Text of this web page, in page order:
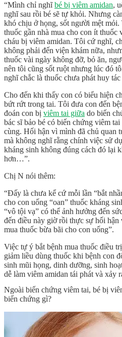
“Mình chỉ nghĩbé bị viêm amidan,
nghĩ sau rồi bé sẽ tự khỏi. Nhưng
khó chịu ở họng, sốt người mệt
thuốc gần nhà mua cho con ít
cháu bị viêm amidan. Tôi cứ nghĩ,
không phải đến viện khám nữa,
thuốc vài ngày không đỡ, bỏ ăn,
nên tôi cũng sốt ruột nhưng lúc đó
nghĩ chắc là thuốc chưa phát huy tác
Cho đến khi thấy con có biểu hiện
bứt rứt trong tai. Tôi đưa con đến
đoán con bị viêm tai giữa do biến
bác sĩ bảo bé có biến chứng viêm
cùng. Hối hận vì mình đã chủ quan
mà không nghĩ rằng chính việc sử
kháng sinh không đúng cách đó lại
hơn…”.
Chị N nói thêm:
“Đấy là chưa kể cứ mỗi lần “bắt
cho con uống “oan” thuốc kháng
“vô tội vạ” có thể ảnh hưởng đến
đến điều này giờ rồi thực sự hối
mua thuốc bừa bãi cho con uống”.
Việc tự ý bắt bệnh mua thuốc điều
giảm liều dùng thuốc khi bệnh con
sinh mũi họng, dinh dưỡng, sinh
dễ làm viêm amidan tái phát và xảy
Ngoài biến chứng viêm tai, bé bị
biến chứng gì?